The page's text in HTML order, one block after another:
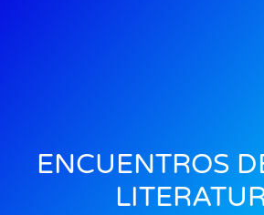
ENCUENTROS